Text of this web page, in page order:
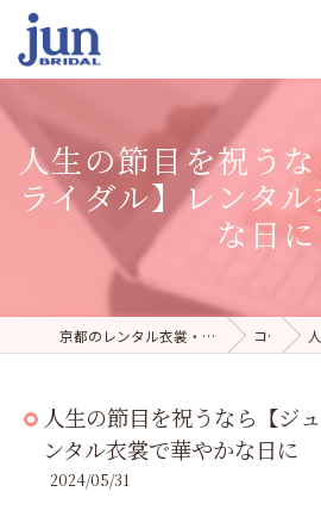
人生の節目を祝う
ライダル】レンタ
な日に
京都のレンタル衣裳・写真スタジオならジュンブライダル コラム 人
人生の節目を祝うなら【ジ
ンタル衣裳で華やかな日に
2024/05/31